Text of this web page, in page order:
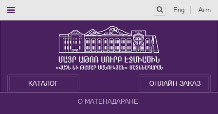
Eng Arm
КАТАЛОГ ОНЛАЙН-ЗАКАЗ
О МАТЕНАДАРАНЕ